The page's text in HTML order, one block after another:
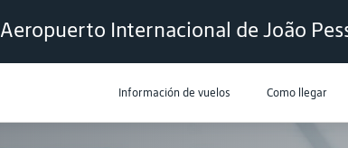
Aeropuerto Internacional de João
Información de vuelos Como llegar